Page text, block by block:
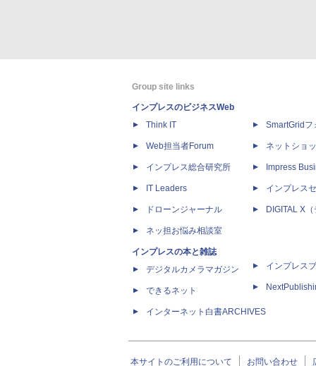
Group site links
インプレスのビジネスWeb
Think IT
Web担当者Forum
インプレス総合研究所
IT Leaders
ドローンジャーナル
ネッ担お悩み相談室
インプレスの本と雑誌
デジタルカメラマガジン
できるネット
インターネット白書ARCHIVES
SmartGridフ
ネットショ
Impress
インプレス
DIGITAL X（
インプレス
本サイトのご利用について お問い合わせ